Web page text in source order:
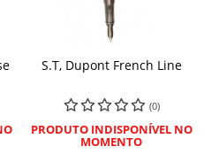
S.T, Dupont French Line
(0)
PRODUTO INDISPONÍVEL NO
MOMENTO